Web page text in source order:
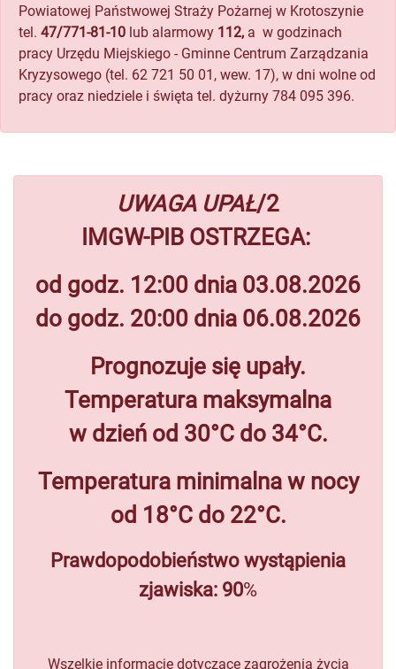
Powiatowej Państwowej Straży Pożarnej w Krotoszynie
tel. 47/771-81-10 lub alarmowy 112, a w godzinach
pracy Urzędu Miejskiego - Gminne Centrum Zarządzania
Kryzysowego (tel. 62 721 50 01, wew. 17), w dni wolne od
pracy oraz niedziele i święta tel. dyżurny 784 095 396.
UWAGA UPAŁ/2
IMGW-PIB OSTRZEGA:
od godz. 12:00 dnia 03.08.2026
do godz. 20:00 dnia 06.08.2026
Prognozuje się upały.
Temperatura maksymalna
w dzień od 30°C do 34°C.
Temperatura minimalna w nocy
od 18°C do 22°C.
Prawdopodobieństwo wystąpienia
zjawiska: 90%
Wszelkie informacje dotyczące zagrożenia życia